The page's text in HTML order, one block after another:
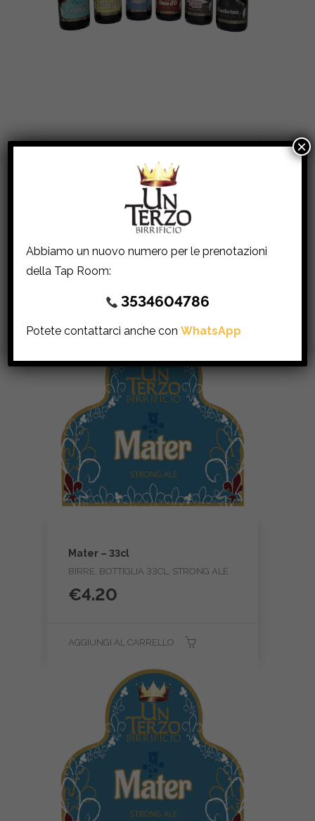
Box Degustazione Classic – 75cl
BIRRE, AMERICAN ALE, AMERICAN
RED ALE, BLANCHE, BLONDE ALE, BOX
ASSORTITI, DARK STRONG ALE,
€45.00
AGGIUNGI AL CARRELLO
Mater – 33cl
BIRRE, BOTTIGLIA 33CL, STRONG ALE
€4.20
AGGIUNGI AL CARRELLO
Abbiamo un nuovo numero per le prenotazioni
della Tap Room:
3534604786
Potete contattarci anche conWhatsApp
×